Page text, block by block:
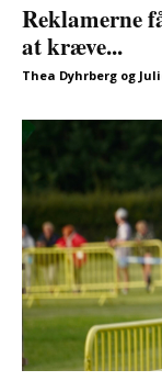
Reklamerne
at kræve...
Thea Dyhrberg og